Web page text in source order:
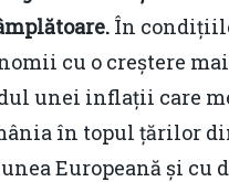
În
cu o creștere
unei inflații care
în topul țărilor
Europeană și cu